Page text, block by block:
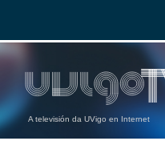
A televisión da UVigo en Internet